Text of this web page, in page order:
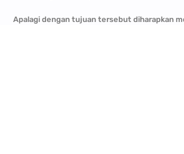
Apalagi dengan tujuan tersebut diharapkan